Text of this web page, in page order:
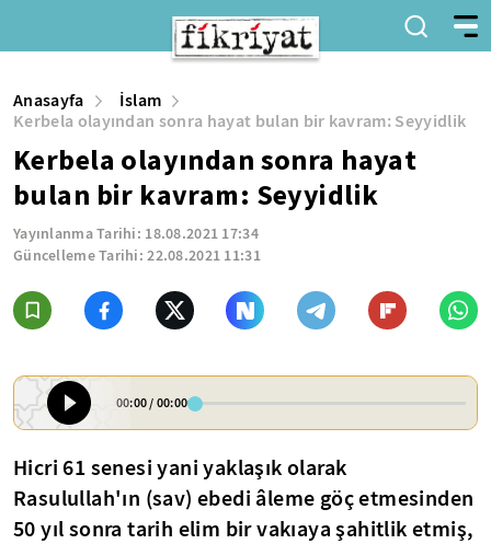
Anasayfa
İslam
Kerbela olayından sonra hayat bulan bir kavram: Seyyidlik
Kerbela olayından sonra hayat
bulan bir kavram: Seyyidlik
Yayınlanma Tarihi: 18.08.2021 17:34
Güncelleme Tarihi:22.08.2021 11:31
00:00/00:00
Hicri 61 senesi yani yaklaşık olarak
Rasulullah'ın (sav) ebedi âleme göç etmesinden
50 yıl sonra tarih elim bir vakıaya şahitlik etmiş,